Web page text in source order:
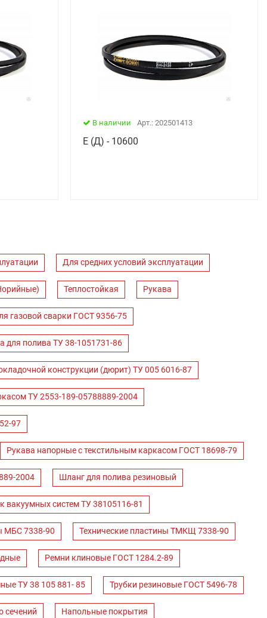
В наличии Арт.: 202501413
Е (Д) - 10600
Для средних условий эксплуатации
Теплостойкая Рукава
газовой сварки ГОСТ 9356-75
для полива ТУ 38-1051731-86
конструкции (дюрит) ТУ 005 6016-87
ТУ 2553-189-05788889-2004
97
Рукава напорные с текстильным каркасом ГОСТ 18698-79
2004 Шланг для полива резиновый
вакуумных систем ТУ 38105116-81
МБС 7338-90 Технические пластины ТМКЩ 7338-90
Ремни клиновые ГОСТ 1284.2-89
ТУ 38 105 881- 85 Трубки резиновые ГОСТ 5496-78
сечений Напольные покрытия